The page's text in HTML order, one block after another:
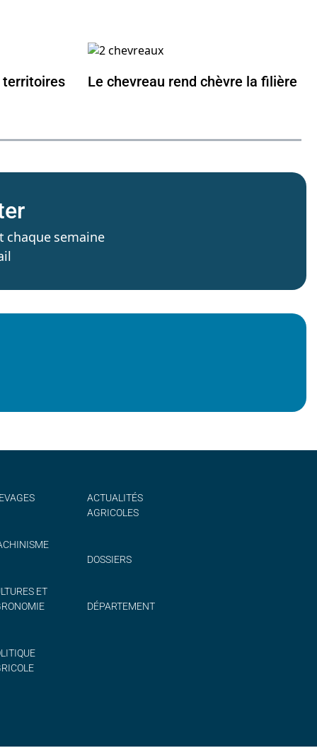
territoires Le chevreau rend chèvre la filière
chaque semaine
ET
ACTUALITÉS
AGRICOLES
DOSSIERS
DÉPARTEMENT